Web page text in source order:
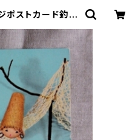
ポストカード釣り